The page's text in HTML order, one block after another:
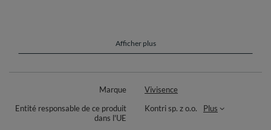
forme de la tête et reste confortable tout au long de la journée. Parfait
pour les journées fraîches d’automne et d’hiver, il aide à protéger les
doudoune ou un trench pour un style féminin et moderne. Idéal en ville,
62% acrylique, 38% polyamide. Facile à coordonner avec vos écharpes et
accessoires préférés, il devient vite un incontournable de votre garde
Afficher plus
Marque
Vivisence
Entité responsable de ce produit
dans l'UE
Kontri sp. z o.o. Plus